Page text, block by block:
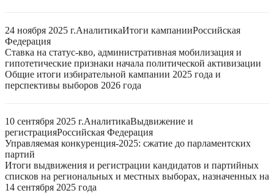
24 ноября 2025 г.АналитикаИтоги кампанииРоссийская
Федерация
Ставка на статус-кво, административная мобилизация и
гипотетические признаки начала политической активизации
Общие итоги избирательной кампании 2025 года и
перспективы выборов 2026 года
10 сентября 2025 г.АналитикаВыдвижение и
регистрацияРоссийская Федерация
Управляемая конкуренция-2025: сжатие до парламентских
партий
Итоги выдвижения и регистрации кандидатов и партийных
списков на региональных и местных выборах, назначенных на
14 сентября 2025 года